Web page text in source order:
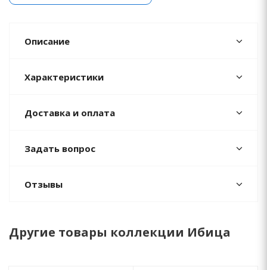
Описание
Характеристики
Доставка и оплата
Задать вопрос
Отзывы
Другие товары коллекции Ибица